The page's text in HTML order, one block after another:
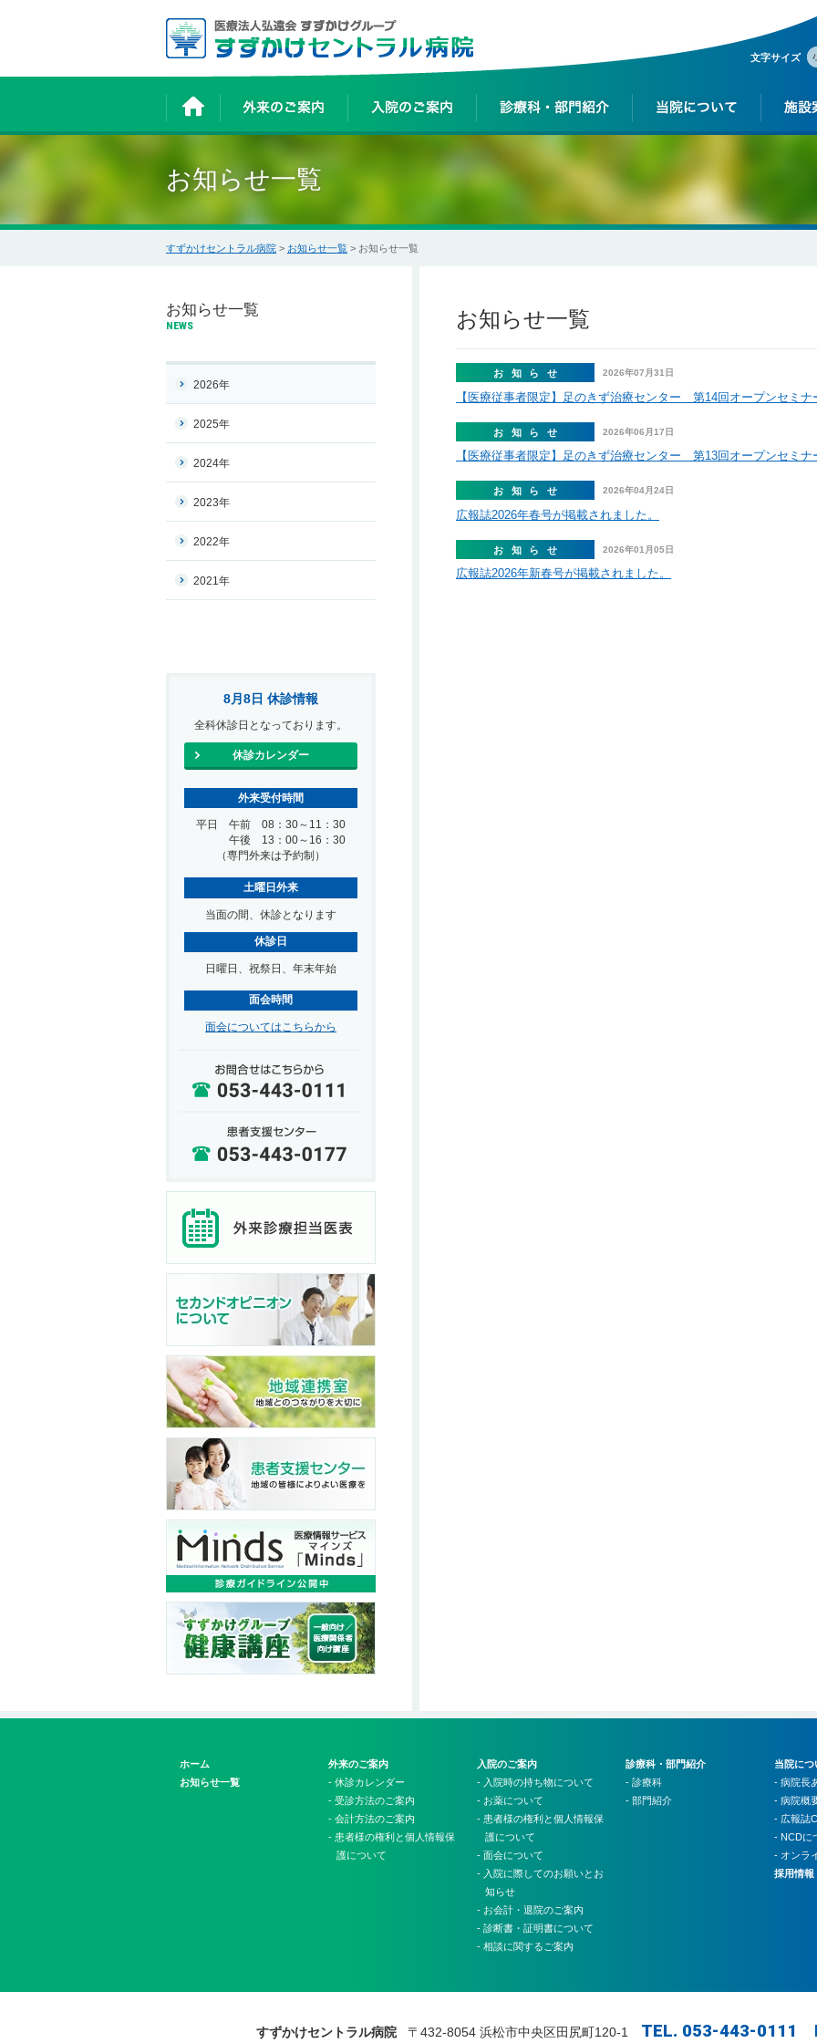
文字サイズ
お知らせ一覧
すずかけセントラル病院 > お知らせ一覧 > お知らせ一覧
お知らせ一覧
お知らせ 2026年07月31日
【医療従事者限定】足のきず治療センター 第14回オープンセミナ
お知らせ 2026年06月17日
【医療従事者限定】足のきず治療センター 第13回オープンセミナ
お知らせ 2026年04月24日
広報誌2026年春号が掲載されました。
お知らせ 2026年01月05日
広報誌2026年新春号が掲載されました。
お知らせ一覧
NEWS
2026年
2025年
2024年
2023年
2022年
2021年
8月8日 休診情報
全科休診日となっております。
休診カレンダー
外来受付時間
平日 午前 08：30～11：30
午後 13：00～16：30
（専門外来は予約制）
土曜日外来
当面の間、休診となります
休診日
日曜日、祝祭日、年末年始
面会時間
面会についてはこちらから
ホーム
お知らせ一覧
外来のご案内
- 休診カレンダー
- 受診方法のご案内
- 会計方法のご案内
- 患者様の権利と個人情報保
護について
入院のご案内
- 入院時の持ち物について
- お薬について
- 患者様の権利と個人情報保
護について
- 面会について
- 入院に際してのお願いとお
知らせ
- お会計・退院のご案内
- 診断書・証明書について
- 相談に関するご案内
診療科・部門紹介
- 診療科
- 部門紹介
当院につ
- 病院長
- 病院概
- 広報誌
- NCDに
- オンラ
採用情報
すずかけセントラル病院 〒432-8054 浜松市中央区田尻町120-1 TEL. 053-443-0111